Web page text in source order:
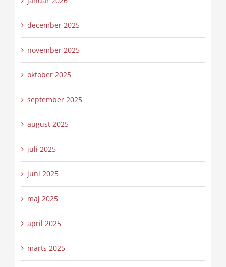
december 2025
november 2025
oktober 2025
september 2025
august 2025
juli 2025
juni 2025
maj 2025
april 2025
marts 2025